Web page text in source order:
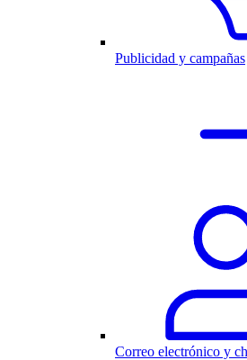
Publicidad y campañas
Correo electrónico y